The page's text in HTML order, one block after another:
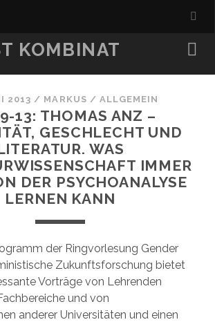
KOMBINAT
2013 / MARKUS / ALLGEMEIN
13: THOMAS ANZ –
GESCHLECHT UND
WAS
IMMER
DER PSYCHOANALYSE
LERNEN KANN
der Ringvorlesung Gender
Zukunftsforschung bietet
Vorträge von Lehrenden
und von
anderer Universitäten und einen